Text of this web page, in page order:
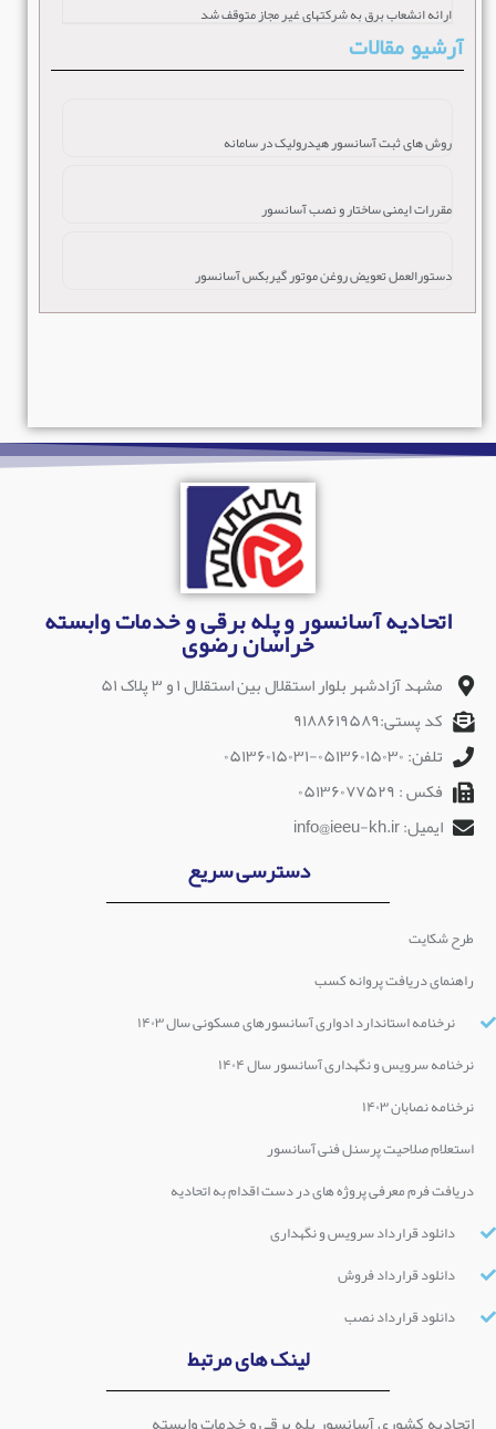
ارائه انشعاب برق به شرکتهای غیر مجاز متوقف شد
آرشیو مقالات
روش های ثبت آسانسور هیدرولیک در سامانه
مقررات ایمنی ساختار و نصب آسانسور
دستورالعمل تعویض روغن موتور گیربکس آسانسور
اتحادیه آسانسور و پله برقی و خدمات وابسته
خراسان رضوی
مشهد آزادشهر بلوار استقلال بین استقلال ۱ و ۳ پلاک ۵۱
کد پستی:۹۱۸۸۶۱۹۵۸۹
تلفن: ۰۵۱۳۶۰۱۵۰۳۰-۰۵۱۳۶۰۱۵۰۳۱
فکس : ۰۵۱۳۶۰۷۷۵۲۹
ایمیل: info@ieeu-kh.ir
دسترسی سریع
طرح شکایت
راهنمای دریافت پروانه کسب
نرخنامه استاندارد ادواری آسانسورهای مسکونی سال ۱۴۰۳
نرخنامه سرویس و نگهداری آسانسور سال ۱۴۰۴
نرخنامه نصابان ۱۴۰۳
استعلام صلاحیت پرسنل فنی آسانسور
دریافت فرم معرفی پروژه های در دست اقدام به اتحادیه
دانلود قرارداد سرویس و نگهداری
دانلود قرارداد فروش
دانلود قرارداد نصب
لینک های مرتبط